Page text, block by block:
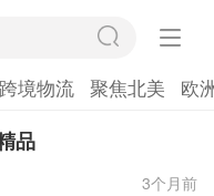
跨境物流 聚焦北美 欧
品
3个月前